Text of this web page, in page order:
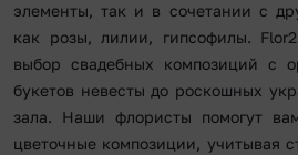
элементы, так и в сочетании с
как розы, лилии, гипсофилы.
выбор свадебных композиций с
букетов невесты до роскошных
зала. Наши флористы помогут
цветочные композиции, учитывая